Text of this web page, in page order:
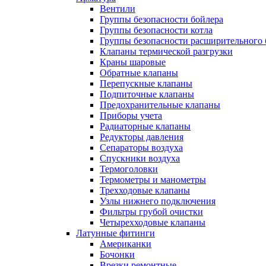
Вентили
Группы безопасности бойлера
Группы безопасности котла
Группы безопасности расширительного
Клапаны термической разгрузки
Краны шаровые
Обратные клапаны
Перепускные клапаны
Подпиточные клапаны
Предохранительные клапаны
Приборы учета
Радиаторные клапаны
Редукторы давления
Сепараторы воздуха
Спускники воздуха
Термоголовки
Термометры и манометры
Трехходовые клапаны
Узлы нижнего подключения
Фильтры грубой очистки
Четырехходовые клапаны
Латунные фитинги
Американки
Бочонки